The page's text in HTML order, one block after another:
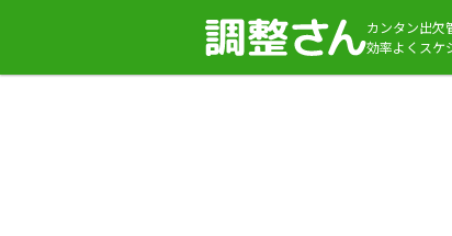
カンタン出欠
効率よくスケ